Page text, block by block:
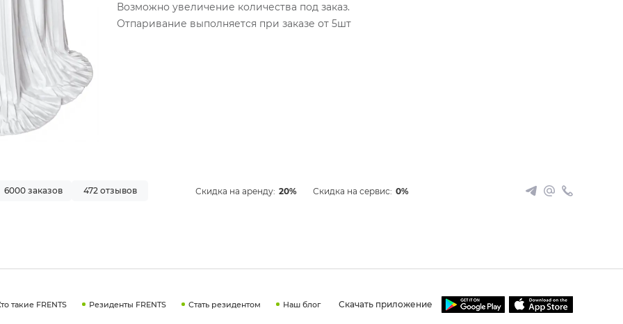
Возможно увеличение количества под заказ.
Отпаривание выполняется при заказе от 5шт
6000 заказов 472 отзывов Скидка на аренду: 20% Скидка на сервис: 0%
такие FRENTS Резиденты FRENTS Стать резидентом Наш блог Скачать приложение